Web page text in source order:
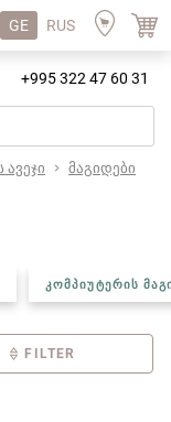
GE RUS
+995 322 47 60 31
ავეჯი მაგიდები
ᲙᲝᲛᲞᲘᲣᲢᲔᲠᲘᲡ
FILTER